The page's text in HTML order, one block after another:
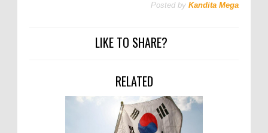
Posted by Kandita Mega
LIKE TO SHARE?
RELATED